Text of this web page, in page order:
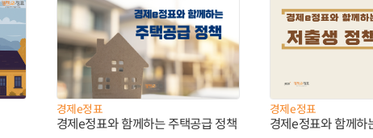
경제e정표
경제e정표와 함께하는 주택공급 정책
경제e정표
경제e정표와 함께하